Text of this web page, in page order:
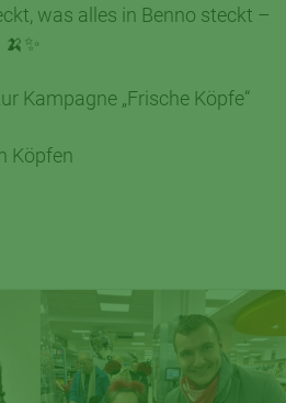
was alles in Benno steckt –
Kampagne „Frische Köpfe“
Köpfen